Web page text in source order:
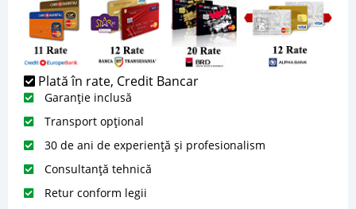
Plată în rate, Credit Bancar
Garanție inclusă
Transport opțional
30 de ani de experiență și profesionalism
Consultanță tehnică
Retur conform legii